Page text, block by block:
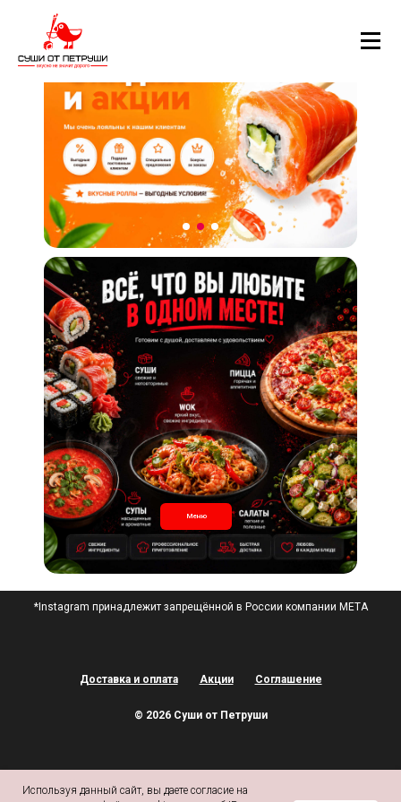
Меню
*Instagram принадлежит запрещённой в России компании META
Доставка и оплата Акции Соглашение
© 2026 Суши от Петруши
Используя данный сайт, вы даете согласие на